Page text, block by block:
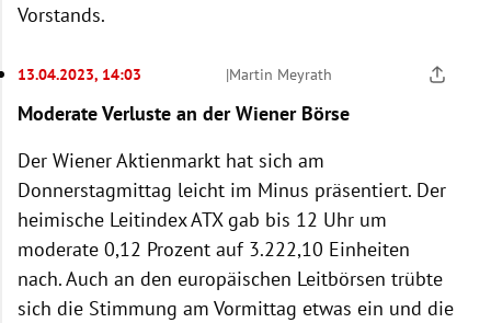
Vorstands.
13.04.2023, 14:03 |Martin Meyrath
Moderate Verluste an der Wiener Börse
Der Wiener Aktienmarkt hat sich am
Donnerstagmittag leicht im Minus präsentiert. Der
heimische Leitindex ATX gab bis 12 Uhr um
moderate 0,12 Prozent auf 3.222,10 Einheiten
nach. Auch an den europäischen Leitbörsen trübte
sich die Stimmung am Vormittag etwas ein und die